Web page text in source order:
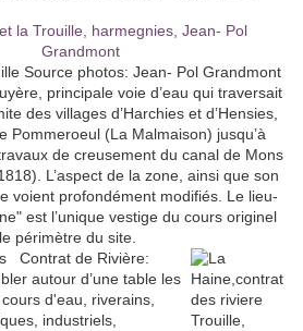
Source photos: Jean- Pol Grandmont
principale voie d’eau qui traversait
des villages d’Harchies et d’Hensies,
Pommeroeul (La Malmaison) jusqu’à
de creusement du canal de Mons
L’aspect de la zone, ainsi que son
voient profondément modifiés. Le lieu-
est l’unique vestige du cours originel
périmètre du site.
Contrat de Rivière:
autour d’une table les
d'eau, riverains,
industriels,